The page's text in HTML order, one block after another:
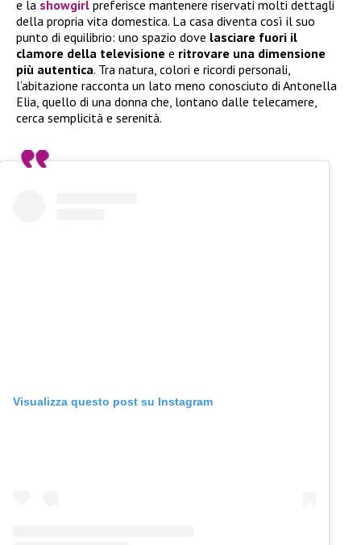
e la showgirl preferisce mantenere riservati molti dettagli
della propria vita domestica. La casa diventa così il suo
punto di equilibrio: uno spazio dove lasciare fuori il
clamore della televisione e ritrovare una dimensione
più autentica. Tra natura, colori e ricordi personali,
l’abitazione racconta un lato meno conosciuto di Antonella
Elia, quello di una donna che, lontano dalle telecamere,
cerca semplicità e serenità.
Visualizza questo post su Instagram